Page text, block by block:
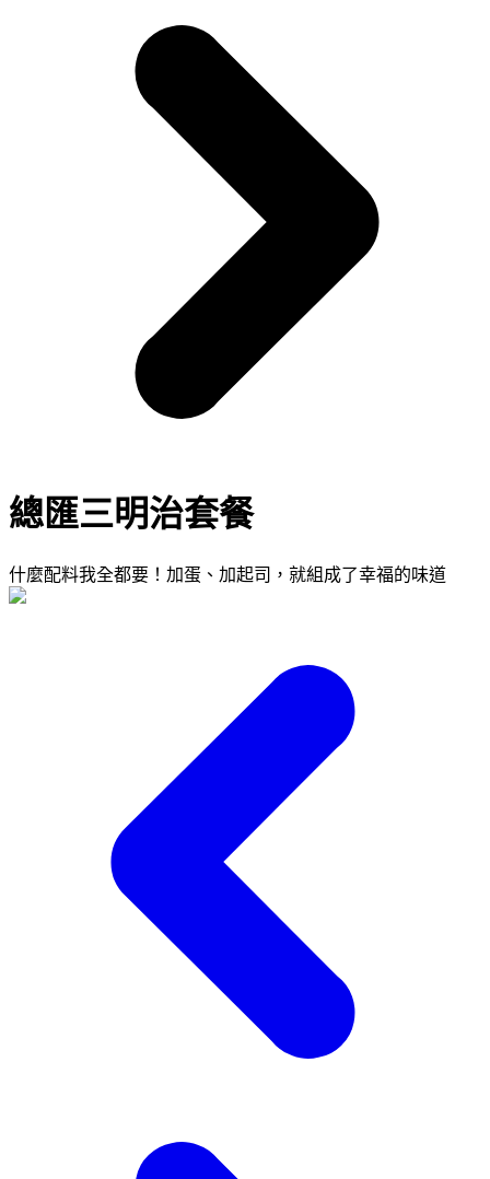
總匯三明治套餐
什麼配料我全都要！加蛋、加起司，就組成了幸福的味道